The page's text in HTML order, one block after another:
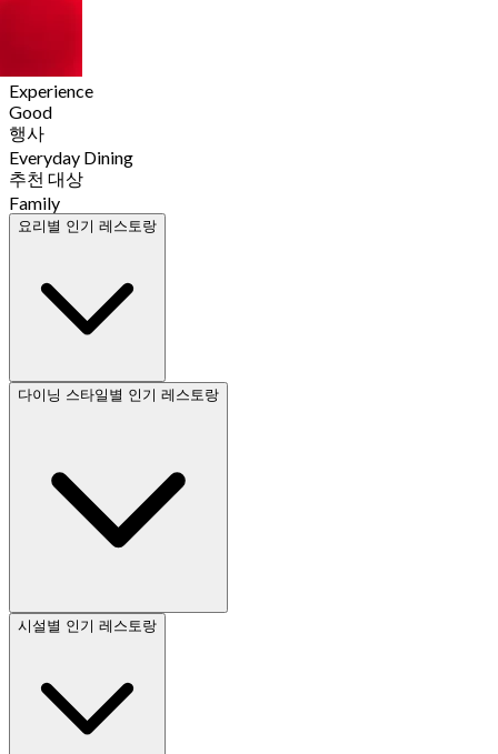
Experience
Good
행사
Everyday Dining
추천 대상
Family
요리별 인기 레스토랑
다이닝 스타일별 인기 레스토랑
시설별 인기 레스토랑